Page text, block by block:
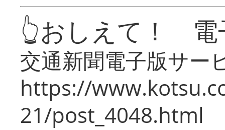
👆おしえて！ 電
交通新聞電子版サー
https://
21/post_4048.html